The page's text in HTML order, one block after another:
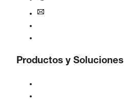
Productos y Soluciones